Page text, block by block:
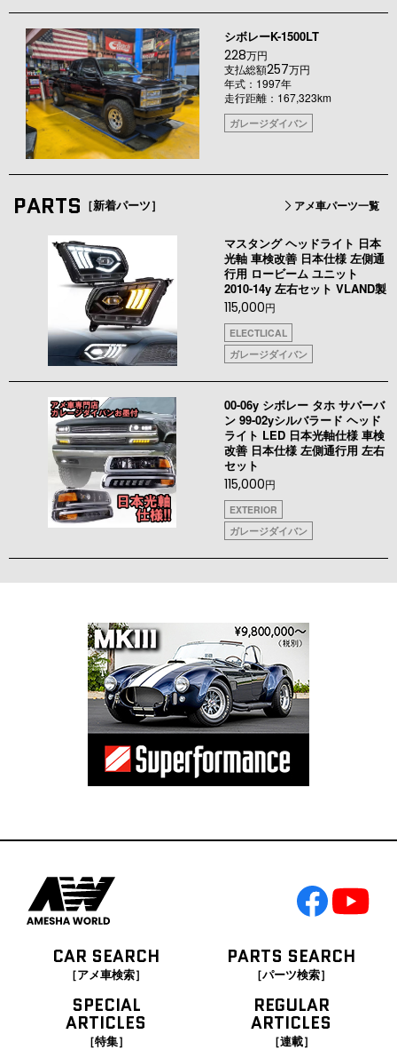
シボレーK-1500LT
228万円
支払総額257万円
年式：1997年
走行距離：167,323km
ガレージダイバン
PARTS ［新着パーツ］ アメ車パーツ一覧
マスタング ヘッドライト 日本
光軸 車検改善 日本仕様 左側通
行用 ロービーム ユニット
2010-14y 左右セット VLAND製
115,000円
ELECTLICAL
ガレージダイバン
00-06y シボレー タホ サバーバ
ン 99-02yシルバラード ヘッド
ライト LED 日本光軸仕様 車検
改善 日本仕様 左側通行用 左右
セット
115,000円
EXTERIOR
ガレージダイバン
CAR SEARCH
［アメ車検索］
PARTS SEARCH
［パーツ検索］
SPECIAL
ARTICLES
［特集］
REGULAR
ARTICLES
［連載］